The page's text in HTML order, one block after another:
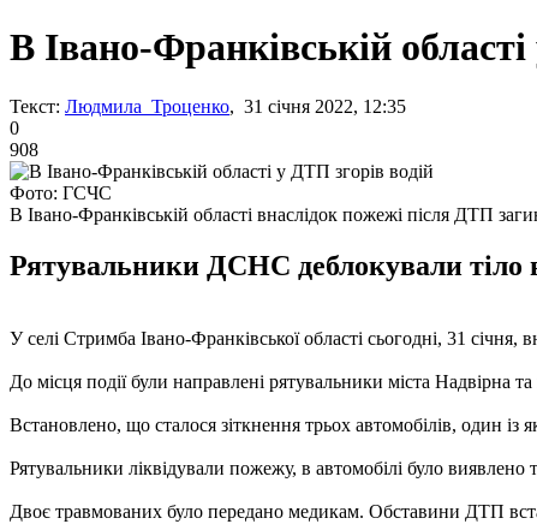
В Івано-Франківській
Текст: Людмила Троценко, 31 січня 2022, 12:35
0
908
Фото: ГСЧС
В Івано-Франківській області внаслідок пожежі після ДТП
Рятувальники ДСНС деблокували тіло
У селі Стримба Івано-Франківської області сьогодні, 31
До місця події були направлені рятувальники міста Надвірна
Встановлено, що сталося зіткнення трьох автомобілів, один із
Рятувальники ліквідували пожежу, в автомобілі було виявлено
Двоє травмованих було передано медикам. Обставини ДТП